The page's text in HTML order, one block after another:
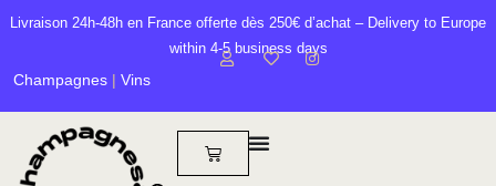
Livraison 24h-48h en France offerte dès 250€ d’achat – Delivery to Europe
within 4-5 business days
Champagnes | Vins